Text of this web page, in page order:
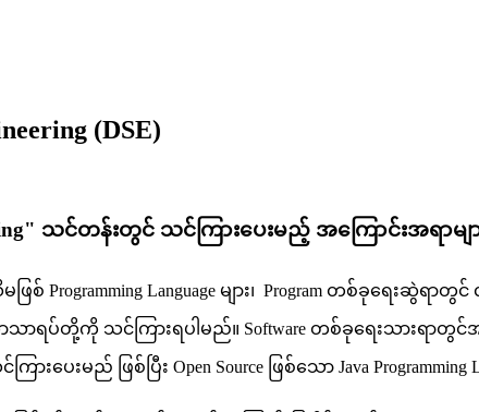
(DSE)
သင်တန်းတွင် သင်ကြားပေးမည့် အကြောင်းအရာမျ
ဖြစ် Programming Language များ၊ Program တစ်ခု
ာသာရပ်တို့ကို သင်ကြားရပါမည်။ Software တစ်ခုရေးသားရာတွင်
ားပေးမည် ဖြစ်ပြီး Open Source ဖြစ်သော Java